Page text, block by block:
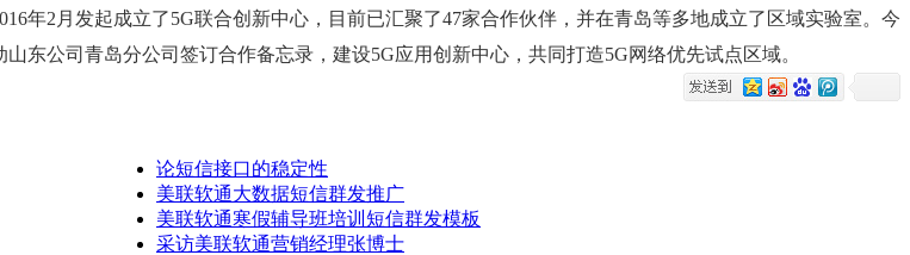
年2月发起成立了5G联合创新中心，目前已汇聚了47家合作伙伴，并在青岛等多地成立了区域实验室。今
东公司青岛分公司签订合作备忘录，建设5G应用创新中心，共同打造5G网络优先试点区域。
论短信接口的稳定性
美联软通大数据短信群发推广
美联软通寒假辅导班培训短信群发模板
采访美联软通营销经理张博士